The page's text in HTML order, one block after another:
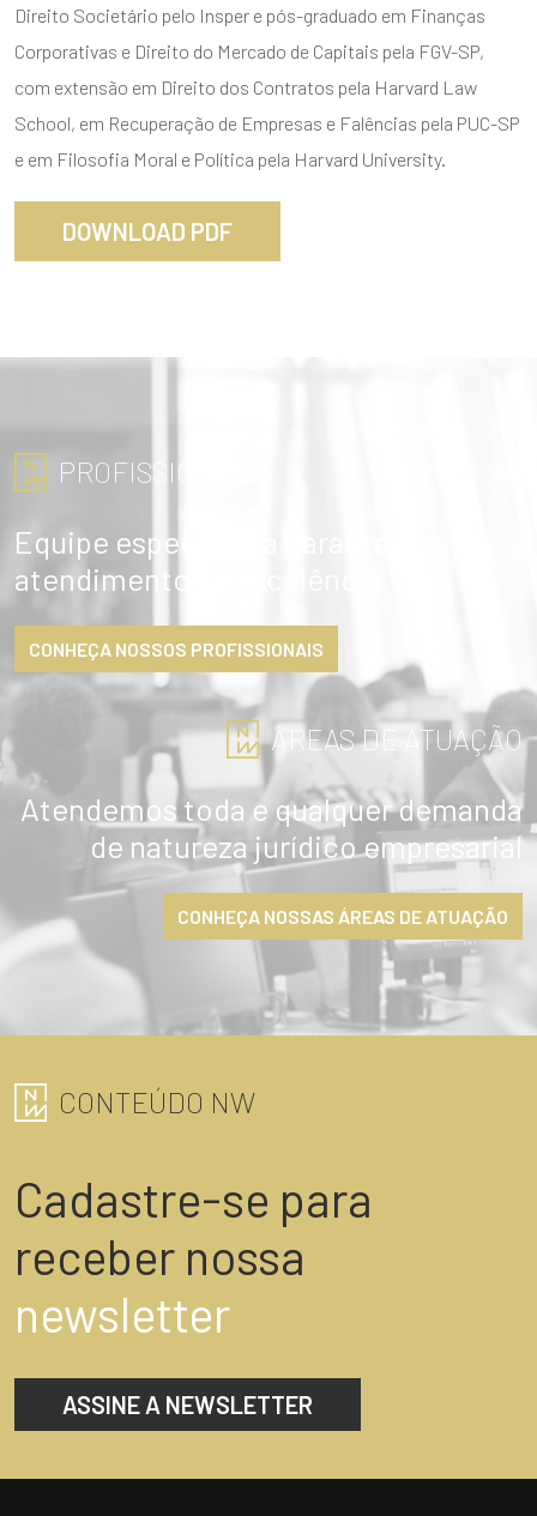
Direito Societário pelo Insper e pós-graduado em Finanças
Corporativas e Direito do Mercado de Capitais pela FGV-SP,
com extensão em Direito dos Contratos pela Harvard Law
School, em Recuperação de Empresas e Falências pela PUC-SP
e em Filosofia Moral e Política pela Harvard University.
DOWNLOAD PDF
PROFISSIONAIS
Equipe especialista garante
atendimento de excelência
CONHEÇA NOSSOS PROFISSIONAIS
ÁREAS DE ATUAÇÃO
Atendemos toda e qualquer demanda
de natureza jurídico empresarial
CONHEÇA NOSSAS ÁREAS DE ATUAÇÃO
CONTEÚDO NW
Cadastre-se para
receber nossa
newsletter
ASSINE A NEWSLETTER